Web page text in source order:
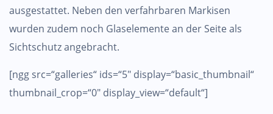
ausgestattet. Neben den verfahrbaren Markisen
wurden zudem noch Glaselemente an der Seite als
Sichtschutz angebracht.
[ngg src=“galleries“ ids=“5″ display=“basic_thumbnail“
thumbnail_crop=“0″ display_view=“default“]